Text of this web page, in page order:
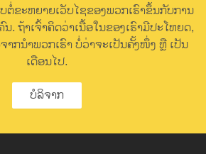
ຕໍ່ຂະຫຍາຍເວັບໄຊຂອງພວກເຮົາຂຶ້ນກັບການ
ຖ້າເຈົ້າຄິດວ່າເນື້ອໃນຂອງເຮົາມີປະໂຫຍດ,
າກນຳພວກເຮົາ ບໍ່ວ່າຈະເປັນຄັ້ງໜຶ່ງ ຫຼື ເປັນ
ເດືອນໄປ.
ບໍລິຈາກ